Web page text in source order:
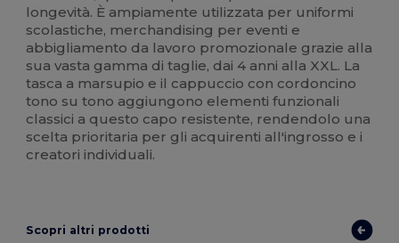
longevità. È ampiamente utilizzata per uniformi
scolastiche, merchandising per eventi e
abbigliamento da lavoro promozionale grazie alla
sua vasta gamma di taglie, dai 4 anni alla XXL. La
tasca a marsupio e il cappuccio con cordoncino
tono su tono aggiungono elementi funzionali
classici a questo capo resistente, rendendolo una
scelta prioritaria per gli acquirenti all'ingrosso e i
creatori individuali.
Scopri altri prodotti